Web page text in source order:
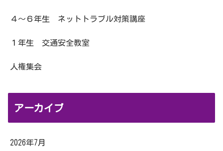
４～６年生 ネットトラブル対策講座
１年生 交通安全教室
人権集会
アーカイブ
2026年7月